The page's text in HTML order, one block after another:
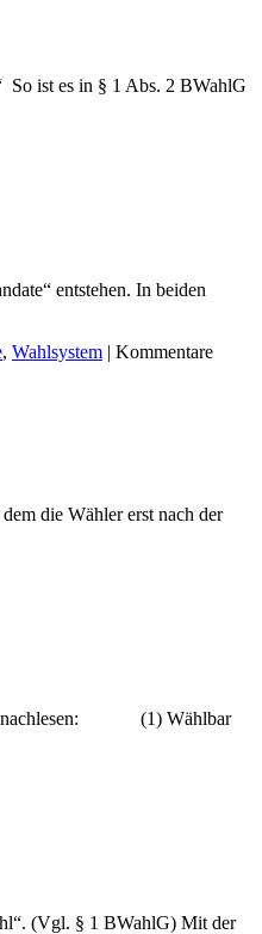
So ist es in § 1 Abs. 2 BWahlG
entstehen. In beiden
, Wahlsystem | Kommentare
die Wähler erst nach der
nachlesen: (1) Wählbar
(Vgl. § 1 BWahlG) Mit der